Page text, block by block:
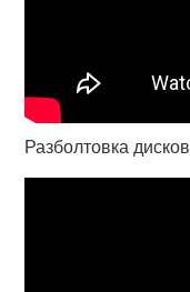
Разболтовка дисков